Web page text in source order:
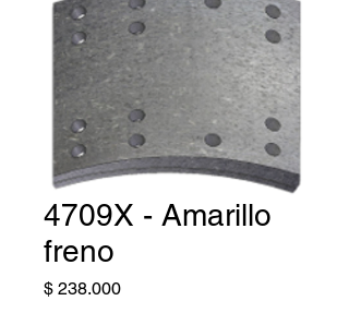
4709X - Amarillo
freno
$ 238.000Precio